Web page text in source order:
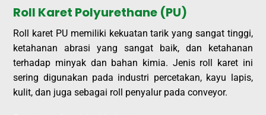
Roll Karet Polyurethane (PU)
Roll karet PU memiliki kekuatan tarik yang sangat tinggi,
ketahanan abrasi yang sangat baik, dan ketahanan
terhadap minyak dan bahan kimia. Jenis roll karet ini
sering digunakan pada industri percetakan, kayu lapis,
kulit, dan juga sebagai roll penyalur pada conveyor.